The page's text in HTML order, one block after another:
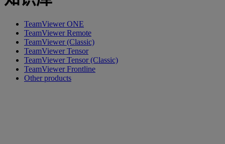
TeamViewer ONE
TeamViewer Remote
TeamViewer (Classic)
TeamViewer Tensor
TeamViewer Tensor (Classic)
TeamViewer Frontline
Other products